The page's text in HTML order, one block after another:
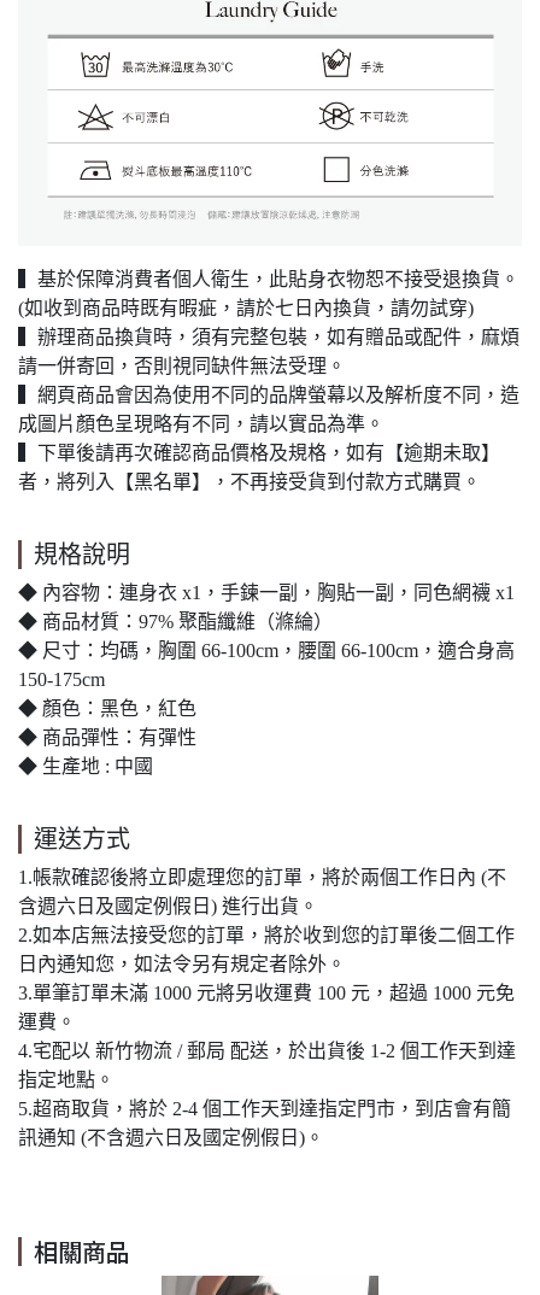
▍基於保障消費者個人衛生，此貼身衣物恕不接受退換貨。
(如收到商品時既有暇疵，請於七日內換貨，請勿試穿)
▍辦理商品換貨時，須有完整包裝，如有贈品或配件，麻煩
請一併寄回，否則視同缺件無法受理。
▍網頁商品會因為使用不同的品牌螢幕以及解析度不同，造
成圖片顏色呈現略有不同，請以實品為準。
▍下單後請再次確認商品價格及規格，如有【逾期未取】
者，將列入【黑名單】，不再接受貨到付款方式購買。
規格說明
◆ 內容物：連身衣 x1，手鍊一副，胸貼一副，同色網襪 x1
◆ 商品材質：97% 聚酯纖維（滌綸）
◆ 尺寸：均碼，胸圍 66-100cm，腰圍 66-100cm，適合身高
150-175cm
◆ 顏色：黑色，紅色
◆ 商品彈性：有彈性
◆ 生產地 : 中國
運送方式
1.帳款確認後將立即處理您的訂單，將於兩個工作日內 (不
含週六日及國定例假日) 進行出貨。
2.如本店無法接受您的訂單，將於收到您的訂單後二個工作
日內通知您，如法令另有規定者除外。
3.單筆訂單未滿 1000 元將另收運費 100 元，超過 1000 元免
運費。
4.宅配以 新竹物流 / 郵局 配送，於出貨後 1-2 個工作天到達
指定地點。
5.超商取貨，將於 2-4 個工作天到達指定門市，到店會有簡
訊通知 (不含週六日及國定例假日)。
相關商品